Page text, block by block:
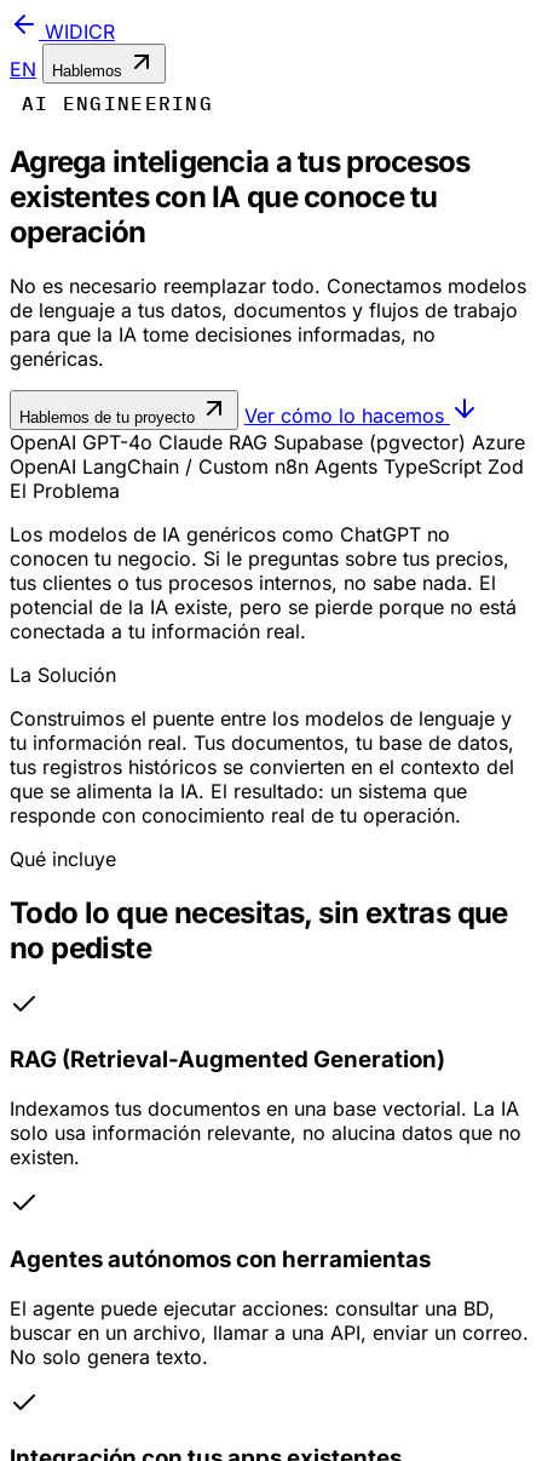
WIDICR
EN
Hablemos
AI ENGINEERING
Agrega inteligencia a tus procesos
existentes con IA que conoce tu
operación
No es necesario reemplazar todo. Conectamos modelos
de lenguaje a tus datos, documentos y flujos de trabajo
para que la IA tome decisiones informadas, no
genéricas.
Hablemos de tu proyecto
Ver cómo lo hacemos
OpenAI GPT-4o Claude RAG Supabase (pgvector) Azure
OpenAI LangChain / Custom n8n Agents TypeScript Zod
El Problema
Los modelos de IA genéricos como ChatGPT no
conocen tu negocio. Si le preguntas sobre tus precios,
tus clientes o tus procesos internos, no sabe nada. El
potencial de la IA existe, pero se pierde porque no está
conectada a tu información real.
La Solución
Construimos el puente entre los modelos de lenguaje y
tu información real. Tus documentos, tu base de datos,
tus registros históricos se convierten en el contexto del
que se alimenta la IA. El resultado: un sistema que
responde con conocimiento real de tu operación.
Qué incluye
Todo lo que necesitas, sin extras que
no pediste
RAG (Retrieval-Augmented Generation)
Indexamos tus documentos en una base vectorial. La IA
solo usa información relevante, no alucina datos que no
existen.
Agentes autónomos con herramientas
El agente puede ejecutar acciones: consultar una BD,
buscar en un archivo, llamar a una API, enviar un correo.
No solo genera texto.